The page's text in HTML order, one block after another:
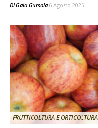
Di Gaia Gursola 6 Agosto 2026
FRUTTICOLTURA E ORTICOLTURA